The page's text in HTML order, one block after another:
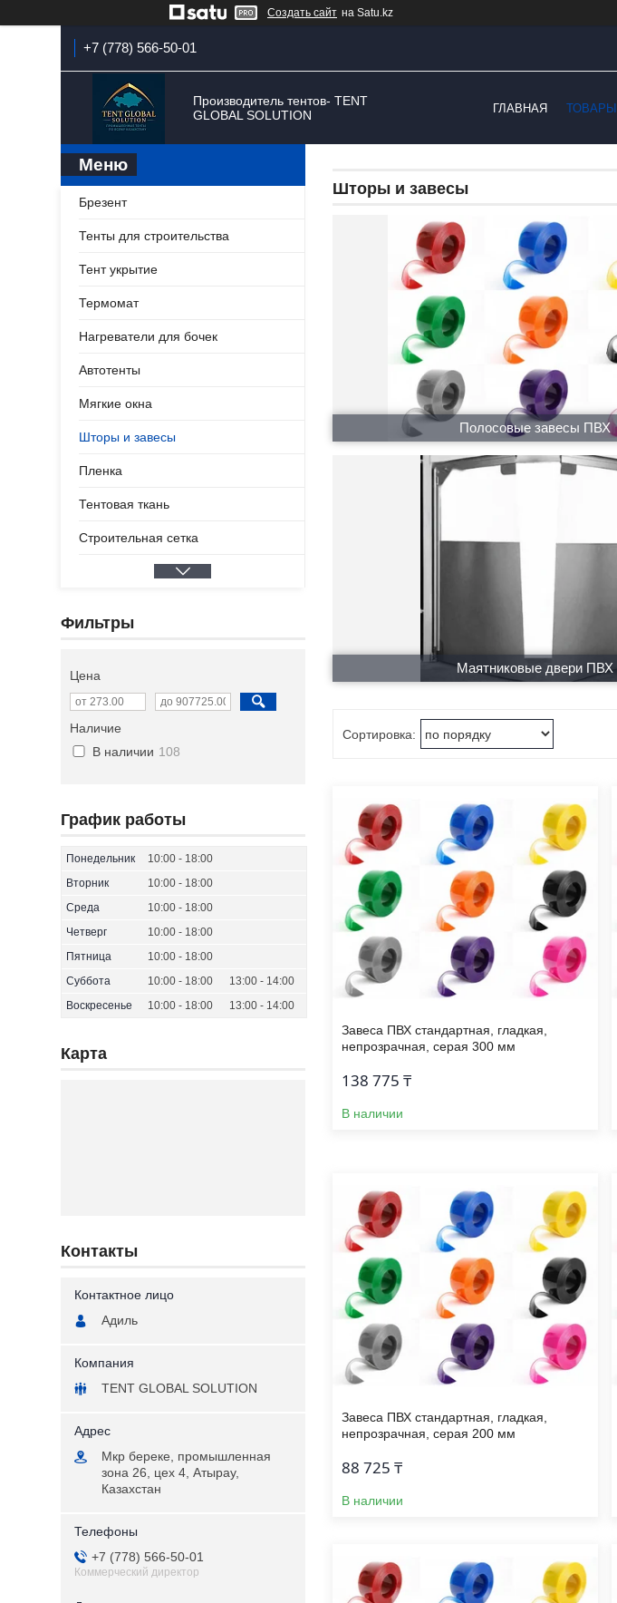
Создать сайт на Satu.kz
+7 (778) 566-50-01
Производитель тентов- TENT
GLOBAL SOLUTION
ГЛАВНАЯ ТОВАРЫ
Шторы и завесы
Полосовые завесы ПВХ
Маятниковые двери ПВХ
Завеса ПВХ стандартная, гладкая,
непрозрачная, серая 300 мм
138 775 ₸
В наличии
Завеса ПВХ стандартная, гладкая,
непрозрачная, серая 200 мм
88 725 ₸
В наличии
Брезент
Тенты для строительства
Тент укрытие
Термомат
Нагреватели для бочек
Автотенты
Мягкие окна
Шторы и завесы
Пленка
Тентовая ткань
Строительная сетка
Фильтры
Цена
Наличие
В наличии 108
График работы
Понедельник 10:00
18:00
Вторник
10:00
18:00
Среда
10:00
18:00
Четверг
10:00
18:00
Пятница
10:00
18:00
Суббота
10:00 18:00 13:00
14:00
Воскресенье
10:00 18:00 13:00 14:00
Карта
Контакты
Адиль
TENT GLOBAL SOLUTION
Мкр береке, промышленная
зона 26, цех 4, Атырау,
Казахстан
+7 (778) 566-50-01
Коммерческий директор